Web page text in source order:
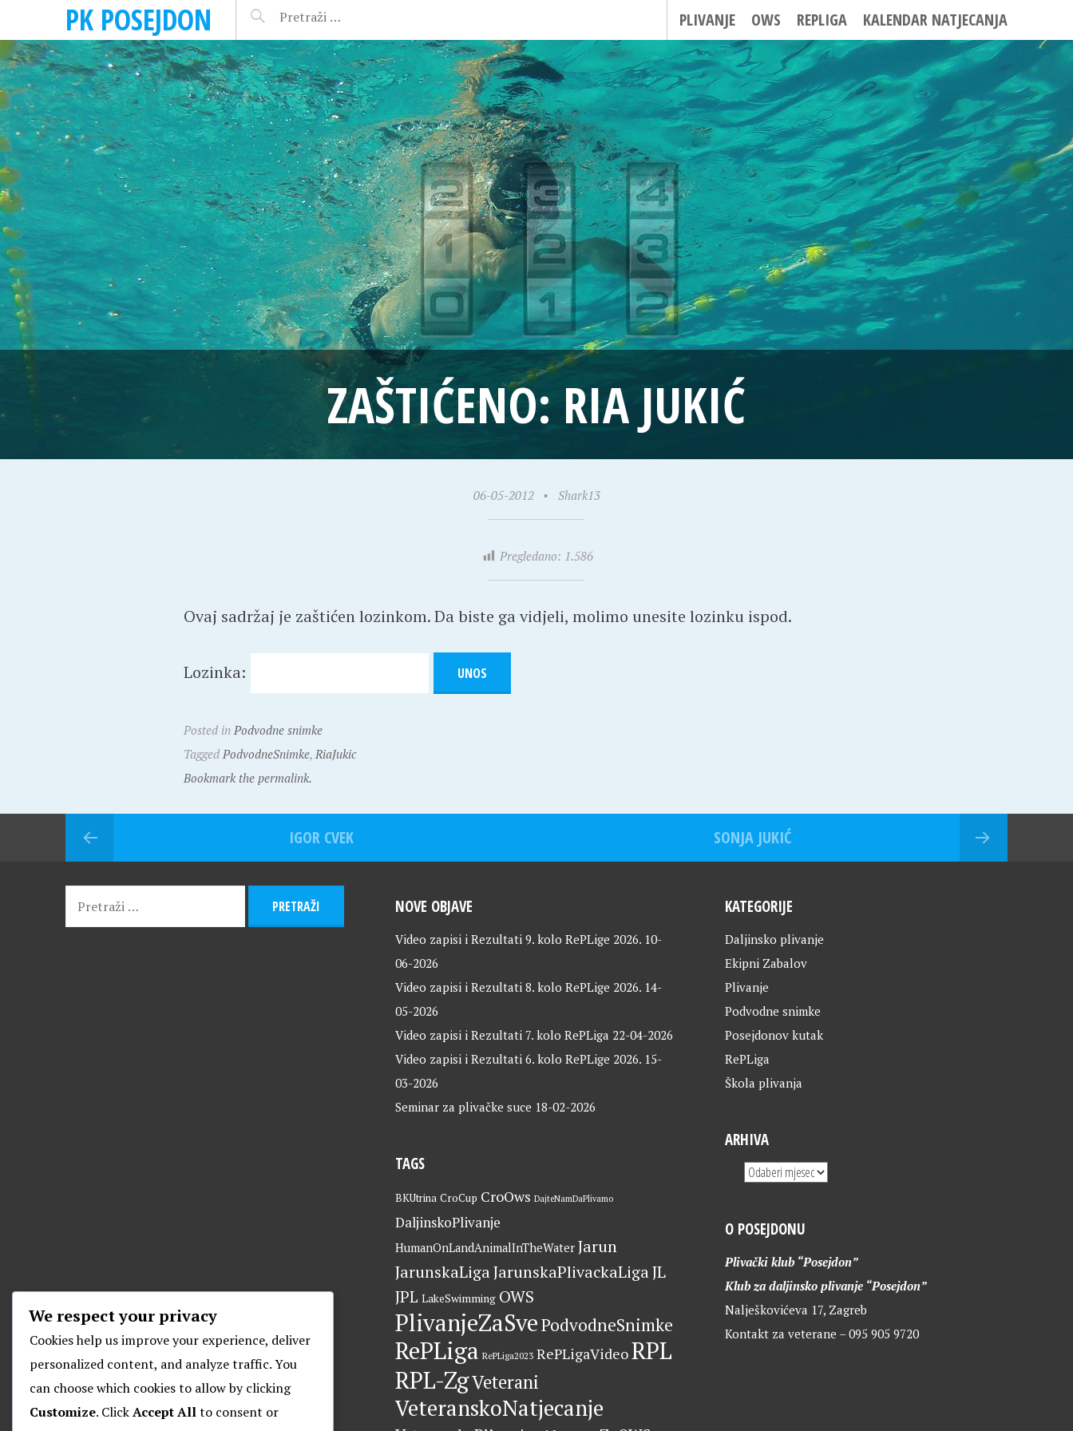
PK POSEJDON PLIVANJE OWS REPLIGA KALENDAR NATJECANJA
ZAŠTIĆENO: RIA JUKIĆ
06-05-2012 • Shark13
Pregledano: 1.586
Ovaj sadržaj je zaštićen lozinkom. Da biste ga vidjeli, molimo unesite lozinku ispod.
Lozinka:
Posted in Podvodne snimke
Tagged PodvodneSnimke, RiaJukic
Bookmark the permalink.
IGOR CVEK SONJA JUKIĆ
NOVE OBJAVE
Video zapisi i Rezultati 9. kolo RePLige 2026. 10-
06-2026
Video zapisi i Rezultati 8. kolo RePLige 2026. 14-
05-2026
Video zapisi i Rezultati 7. kolo RePLiga 22-04-2026
Video zapisi i Rezultati 6. kolo RePLige 2026. 15-
03-2026
Seminar za plivačke suce 18-02-2026
TAGS
BKUtrina CroCup CroOws DajteNamDaPlivamo
DaljinskoPlivanje
HumanOnLandAnimalInTheWater Jarun
JarunskaLigaJarunskaPlivackaLigaJL
JPL LakeSwimming OWS
PlivanjeZaSvePodvodneSnimke
RePLiga RePLiga2023 RePLigaVideoRPL
RPL-ZgVeterani
VeteranskoNatjecanje
KATEGORIJE
Daljinsko plivanje
Ekipni Zabalov
Plivanje
Podvodne snimke
Posejdonov kutak
RePLiga
Škola plivanja
ARHIVA
O POSEJDONU
Plivački klub “Posejdon”
Klub za daljinsko plivanje “Posejdon”
Nalješkovićeva 17, Zagreb
Kontakt za veterane – 095 905 9720
We respect your privacy
Cookies help us improve your experience, deliver
personalized content, and analyze traffic. You
can choose which cookies to allow by clicking
Customize. ClickAccept Allto consent or